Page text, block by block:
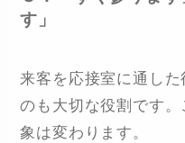
す」
来客を応接室に通し
のも大切な役割です
象は変わります。